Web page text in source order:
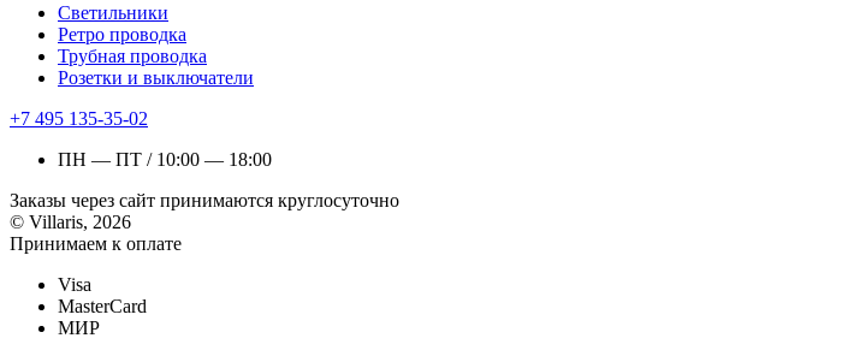
Светильники
Ретро проводка
Трубная проводка
Розетки и выключатели
+7 495 135-35-02
ПН — ПТ / 10:00 — 18:00
Заказы через сайт принимаются круглосуточно
© Villaris, 2026
Принимаем к оплате
Visa
MasterCard
МИР